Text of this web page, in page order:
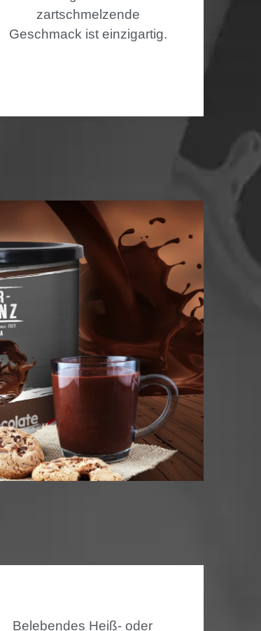
zartschmelzende
Geschmack ist einzigartig.
Belebendes Heiß- oder